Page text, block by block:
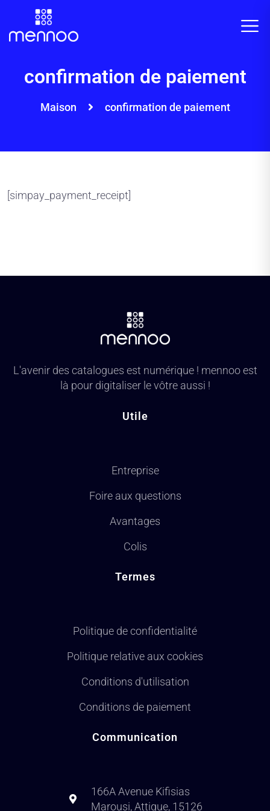
confirmation de paiement
Maison confirmation de paiement
[simpay_payment_receipt]
L'avenir des catalogues est numérique ! mennoo est
là pour digitaliser le vôtre aussi !
Utile
Entreprise
Foire aux questions
Avantages
Colis
Termes
Politique de confidentialité
Politique relative aux cookies
Conditions d'utilisation
Conditions de paiement
Communication
166A Avenue Kifisias
Marousi, Attique, 15126